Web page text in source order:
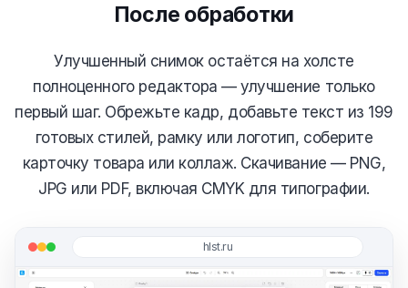
После обработки
Улучшенный снимок остаётся на холсте
полноценного редактора — улучшение только
первый шаг. Обрежьте кадр, добавьте текст из 199
готовых стилей, рамку или логотип, соберите
карточку товара или коллаж. Скачивание — PNG,
JPG или PDF, включая CMYK для типографии.
hlst.ru